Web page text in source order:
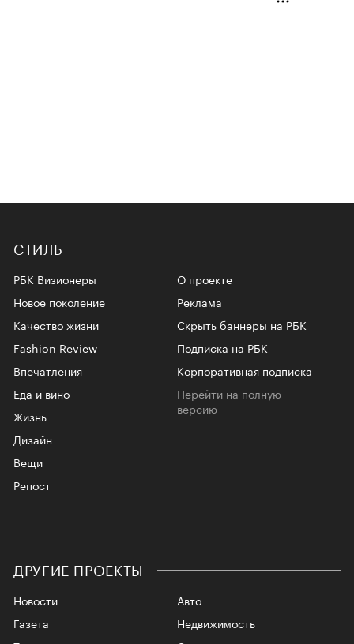
СТИЛЬ
РБК Визионеры
Новое поколение
Качество жизни
Fashion Review
Впечатления
Еда и вино
Жизнь
Дизайн
Вещи
Репост
О проекте
Реклама
Скрыть баннеры на РБК
Подписка на РБК
Корпоративная подписка
Перейти на полную
версию
ДРУГИЕ ПРОЕКТЫ
Новости
Газета
Авто
Недвижимость